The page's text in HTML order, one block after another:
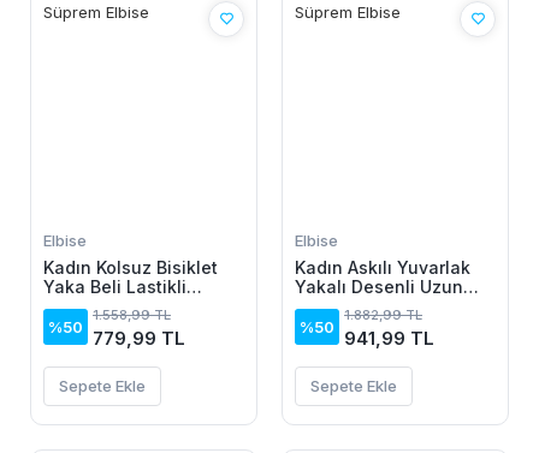
Elbise
Kadın Kolsuz Bisiklet
Yaka Beli Lastikli
Desenli Süprem Elbise
%50
1.558,99 TL
779,99 TL
Sepete Ekle
Elbise
Kadın Askılı Yuvarlak
Yakalı Desenli Uzun
Süprem Elbise
%50
1.882,99 TL
941,99 TL
Sepete Ekle